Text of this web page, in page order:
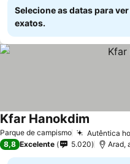
Selecione as datas para
exatos.
Parque de campismo Autêntica
Kfar Hanokdim
8,8 Excelente 5.020 Arad,